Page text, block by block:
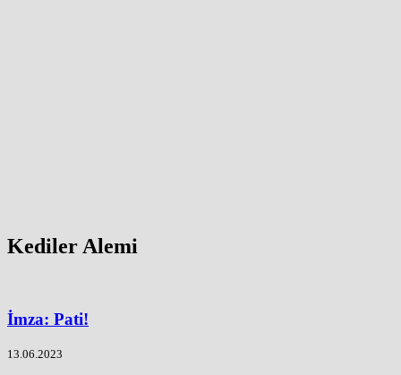
Kediler Alemi
İmza: Pati!
13.06.2023